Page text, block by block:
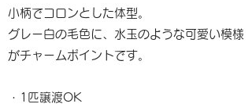
小柄でコロンとした体型。
グレー白の毛色に、水玉のような可愛い模様
がチャームポイントです。
・1匹譲渡OK